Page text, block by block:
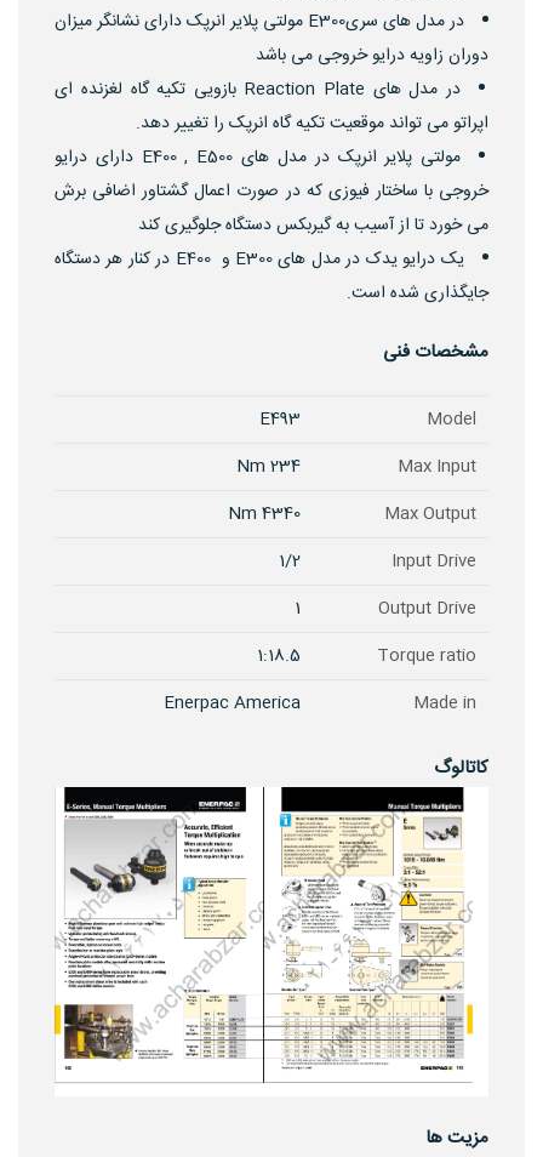
در مدل های سریE300 مولتی پلایر انرپک دارای نشانگر میزان
دوران زاویه درایو خروجی می باشد
در مدل های Reaction Plate بازویی تکیه گاه لغزنده ای
اپراتو می تواند موقعیت تکیه گاه انرپک را تغییر دهد.
مولتی پلایر انرپک در مدل های E400 , E500 دارای درایو
خروجی با ساختار فیوزی که در صورت اعمال گشتاور اضافی برش
می خورد تا از آسیب به گیربکس دستگاه جلوگیری کند
یک درایو یدک در مدل های E300 و E400 در کنار هر دستگاه
جایگذاری شده است.
مشخصات فنی
Model
E493
Max Input
234 Nm
Max Output
4340 Nm
Input Drive
1/2
Output Drive
1
Torque ratio
1:18.5
Made in
Enerpac America
کاتالوگ
مزیت ها